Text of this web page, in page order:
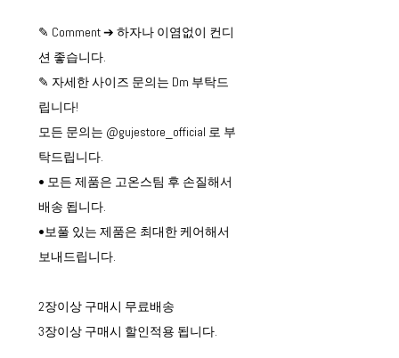
✎ Comment ➔ 하자나 이염없이 컨디
션 좋습니다.
✎ 자세한 사이즈 문의는 Dm 부탁드
립니다!
모든 문의는 @gujestore_official 로 부
탁드립니다.
• 모든 제품은 고온스팀 후 손질해서
배송 됩니다.
•보풀 있는 제품은 최대한 케어해서
보내드립니다.
2장이상 구매시 무료배송
3장이상 구매시 할인적용 됩니다.